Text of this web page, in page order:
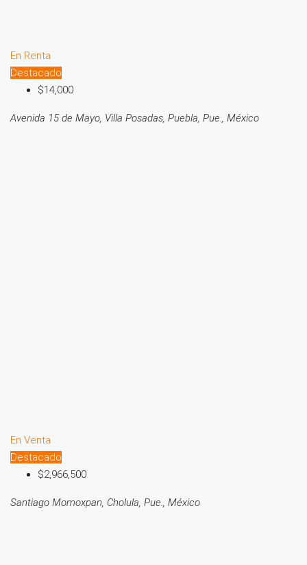
En Renta
Destacado
$14,000
Avenida 15 de Mayo, Villa Posadas, Puebla, Pue., México
En Venta
Destacado
$2,966,500
Santiago Momoxpan, Cholula, Pue., México